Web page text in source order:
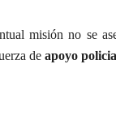
misión no se
de apoyo